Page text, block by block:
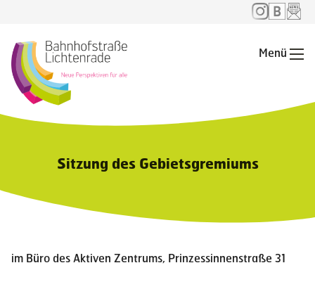
Menü
Sitzung des Gebietsgremiums
im Büro des Aktiven Zentrums, Prinzessinnenstraße 31